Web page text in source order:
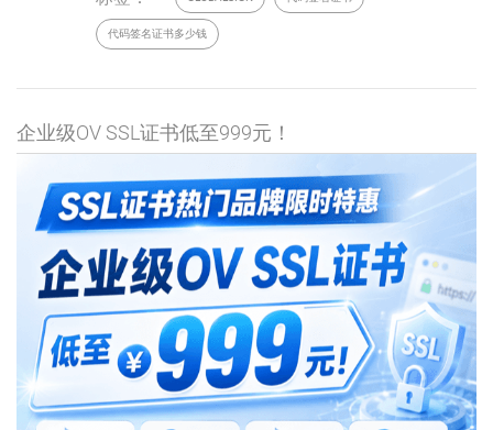
代码签名证书多少钱
企业级OV SSL证书低至999元！